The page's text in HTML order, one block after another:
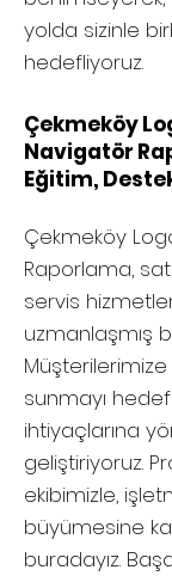
yolda sizinle
hedefliyoruz.
Çekmeköy
Navigatör
Eğitim,
Çekmeköy
Raporlama,
servis
uzmanlaşmış
sunmayı
ihtiyaçlarına
geliştiriyoruz.
ekibimizle,
büyümesine
buradayız.